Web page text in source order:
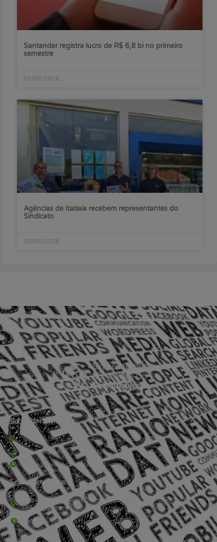
Santander registra lucro de R$ 6,8 bi no primeiro
semestre
05/08/2026
Agências de Itatiaia recebem representantes do
Sindicato
05/08/2026
Sede Barra Mansa
Rua Rio Branco, nº107 (2º andar), Centro - Cep: 27.330-030
(24) 3323-2848 ou (24) 3323-2500
De segunda à sexta-feira , das 9h às 17h.
Sede Campestre:
Estrada Governador Chagas Freitas – 3.780 – Colônia Santo
Antônio – Barra Mansa
De terça-feira a domingo, das 9h às 17h